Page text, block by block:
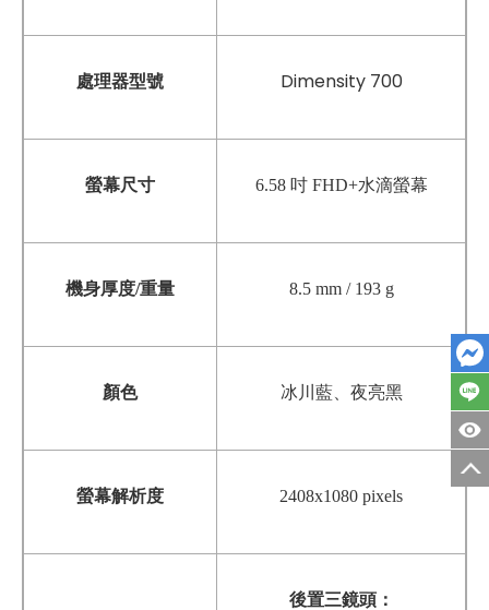
處理器型號 Dimensity 700
螢幕尺寸 6.58 吋 FHD+水滴螢幕
機身厚度/重量 8.5 mm / 193 g
顏色 冰川藍、 夜亮黑
螢幕解析度 2408x1080 pixels
後置三鏡頭：